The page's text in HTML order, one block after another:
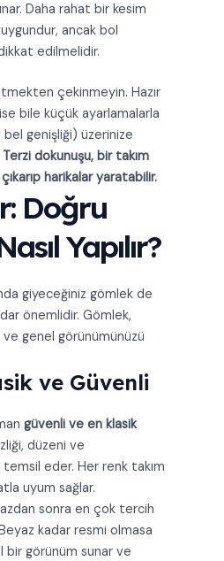
Daha rahat bir kesim
ancak bol
edilmelidir.
çekinmeyin. Hazır
bile küçük ayarlamalarla
genişliği) üzerinize
Terzi dokunuşu, bir takım
harikalar yaratabilir.
Doğru
Yapılır?
giyeceğiniz gömlek de
önemlidir. Gömlek,
genel görünümünüzü
ve Güvenli
güvenli ve en klasik
düzeni ve
eder. Her renk takım
uyum sağlar.
sonra en çok tercih
kadar resmi olmasa
bir görünüm sunar ve